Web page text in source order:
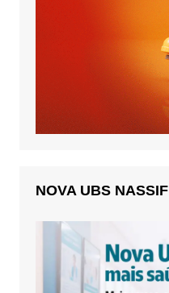
NOVA UBS NASSIF